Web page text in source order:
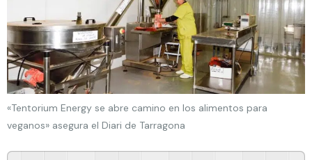
«Tentorium Energy se abre camino en los alimentos para
veganos» asegura el Diari de Tarragona